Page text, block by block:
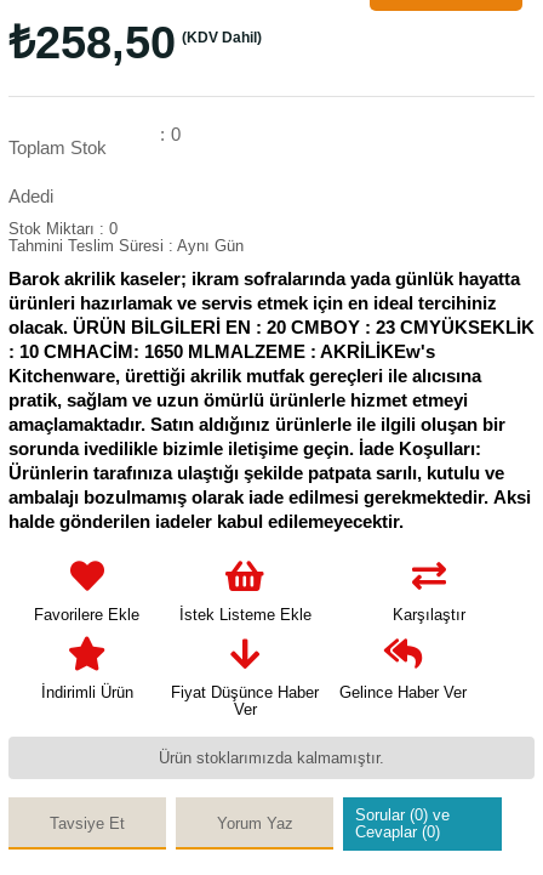
₺258,50 (KDV Dahil)
Toplam Stok
Adedi
: 0
Stok Miktarı : 0
Tahmini Teslim Süresi : Aynı Gün
Barok akrilik kaseler; ikram sofralarında yada günlük hayatta
ürünleri hazırlamak ve servis etmek için en ideal tercihiniz
olacak. ÜRÜN BİLGİLERİ EN : 20 CMBOY : 23 CMYÜKSEKLİK
: 10 CMHACİM: 1650 MLMALZEME : AKRİLİKEw's
Kitchenware, ürettiği akrilik mutfak gereçleri ile alıcısına
pratik, sağlam ve uzun ömürlü ürünlerle hizmet etmeyi
amaçlamaktadır. Satın aldığınız ürünlerle ile ilgili oluşan bir
sorunda ivedilikle bizimle iletişime geçin. İade Koşulları:
Ürünlerin tarafınıza ulaştığı şekilde patpata sarılı, kutulu ve
ambalajı bozulmamış olarak iade edilmesi gerekmektedir. Aksi
halde gönderilen iadeler kabul edilemeyecektir.
Favorilere Ekle İstek Listeme Ekle Karşılaştır
İndirimli Ürün
Fiyat Düşünce Haber
Ver
Gelince Haber Ver
Ürün stoklarımızda kalmamıştır.
Tavsiye Et Yorum Yaz
Sorular (0) ve
Cevaplar (0)